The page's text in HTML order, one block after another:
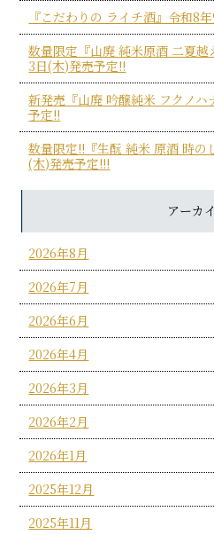
『こだわりの ライチ酒』令和8
数量限定『山廃 純米原酒 二夏
3日(木)発売予定!!
新発売『山廃 吟醸純米 フクノ
予定!!
数量限定!!『生酛 純米 原酒 時の
(木)発売予定!!!
アーカ
2026年8月
2026年7月
2026年6月
2026年4月
2026年3月
2026年2月
2026年1月
2025年12月
2025年11月